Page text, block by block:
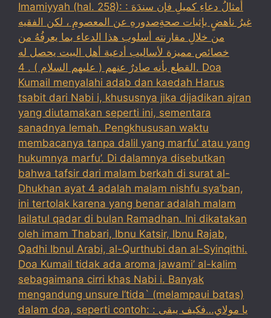
Imamiyyah (hal. 258): : أمثالُ دعاءِ كميلِ فإن سندَهَ
غيرُ ناهضٍ بإثبات صحةِصدورهِ عن المعصومِ ، لكن الفقيه
من خلالِ مقارنته أسلوب هذا الدعاء بما يعرفُهُ من
خصائص مميزة لأساليب أدعية أهل البيت يحصل له
القطع بأنه صادرٌ عنهم ( عليهم السلام ) . 4. Doa
Kumail menyalahi adab dan kaedah Harus
tsabit dari Nabi i, khususnya jika dijadikan ajran
yang diutamakan seperti ini, sementara
sanadnya lemah. Pengkhususan waktu
membacanya tanpa dalil yang marfu’ atau yang
hukumnya marfu’. Di dalamnya disebutkan
bahwa tafsir dari malam berkah di surat al-
Dhukhan ayat 4 adalah malam nishfu sya’ban,
ini tertolak karena yang benar adalah malam
lailatul qadar di bulan Ramadhan. Ini dikatakan
oleh imam Thabari, Ibnu Katsir, Ibnu Rajab,
Qadhi Ibnul Arabi, al-Qurthubi dan al-Syinqithi.
Doa Kumail tidak ada aroma jawami’ al-kalim
sebagaimana cirri khas Nabi i. Banyak
mengandung unsure I’tida` (melampaui batas)
dalam doa, seperti contoh: : يا مولاي…فكيف يبقى